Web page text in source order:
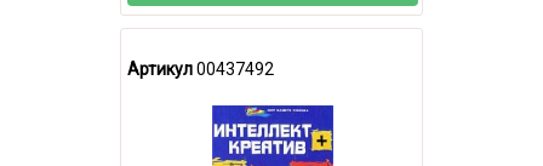
Артикул00437492